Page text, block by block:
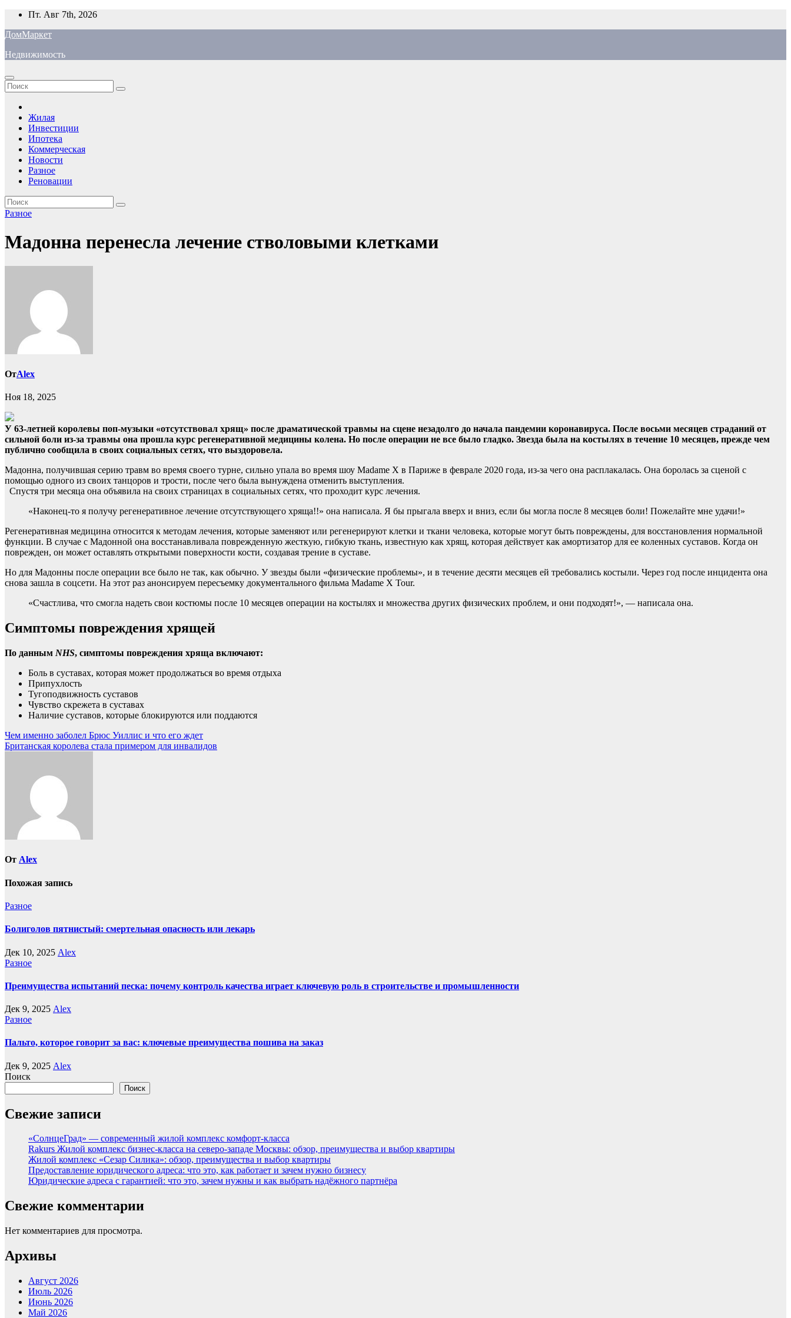
Перейти
содержимому
Пт. Авг 7th, 2026
ДомМаркет
Недвижимость
Жилая
Инвестиции
Ипотека
Коммерческая
Новости
Разное
Реновации
Разное
Мадонна перенесла лечение стволовыми клетками
ОтAlex
Ноя 18, 2025
У 63-летней королевы поп-музыки «отсутствовал хрящ» после драматической травмы на сцене незадолго до начала пандемии коронавируса. После восьми месяцев страданий от
сильной боли из-за травмы она прошла курс регенеративной медицины колена. Но после операции не все было гладко. Звезда была на костылях в течение 10 месяцев, прежде чем
публично сообщила в своих социальных сетях, что выздоровела.
Мадонна, получившая серию травм во время своего турне, сильно упала во время шоу Madame X в Париже в феврале 2020 года, из-за чего она расплакалась. Она боролась за сценой с
помощью одного из своих танцоров и трости, после чего была вынуждена отменить выступления.
Спустя три месяца она объявила на своих страницах в социальных сетях, что проходит курс лечения.
«Наконец-то я получу регенеративное лечение отсутствующего хряща!!» она написала. Я бы прыгала вверх и вниз, если бы могла после 8 месяцев боли! Пожелайте мне удачи!»
Регенеративная медицина относится к методам лечения, которые заменяют или регенерируют клетки и ткани человека, которые могут быть повреждены, для восстановления нормальной
функции. В случае с Мадонной она восстанавливала поврежденную жесткую, гибкую ткань, известную как хрящ, которая действует как амортизатор для ее коленных суставов. Когда он
поврежден, он может оставлять открытыми поверхности кости, создавая трение в суставе.
Но для Мадонны после операции все было не так, как обычно. У звезды были «физические проблемы», и в течение десяти месяцев ей требовались костыли. Через год после инцидента она
снова зашла в соцсети. На этот раз анонсируем пересъемку документального фильма Madame X Tour.
«Счастлива, что смогла надеть свои костюмы после 10 месяцев операции на костылях и множества других физических проблем, и они подходят!», — написала она.
Симптомы повреждения хрящей
По данным NHS, симптомы повреждения хряща включают:
Боль в суставах, которая может продолжаться во время отдыха
Припухлость
Тугоподвижность суставов
Чувство скрежета в суставах
Наличие суставов, которые блокируются или поддаются
Навигация
по
Чем именно заболел Брюс Уиллис и что его ждет
Британская королева стала примером для инвалидов
От Alex
Похожая запись
Разное
Болиголов пятнистый: смертельная опасность или лекарь
Дек 10, 2025 Alex
Разное
Преимущества испытаний песка: почему контроль качества играет ключевую роль в строительстве и промышленности
Дек 9, 2025 Alex
Разное
Пальто, которое говорит за вас: ключевые преимущества пошива на заказ
Дек 9, 2025 Alex
Поиск
Поиск
Свежие записи
«СолнцеГрад» — современный жилой комплекс комфорт-класса
Rakurs Жилой комплекс бизнес-класса на северо-западе Москвы: обзор, преимущества и выбор квартиры
Жилой комплекс «Сезар Силика»: обзор, преимущества и выбор квартиры
Предоставление юридического адреса: что это, как работает и зачем нужно бизнесу
Юридические адреса с гарантией: что это, зачем нужны и как выбрать надёжного партнёра
Свежие комментарии
Нет комментариев для просмотра.
Архивы
Август 2026
Июль 2026
Июнь 2026
Май 2026